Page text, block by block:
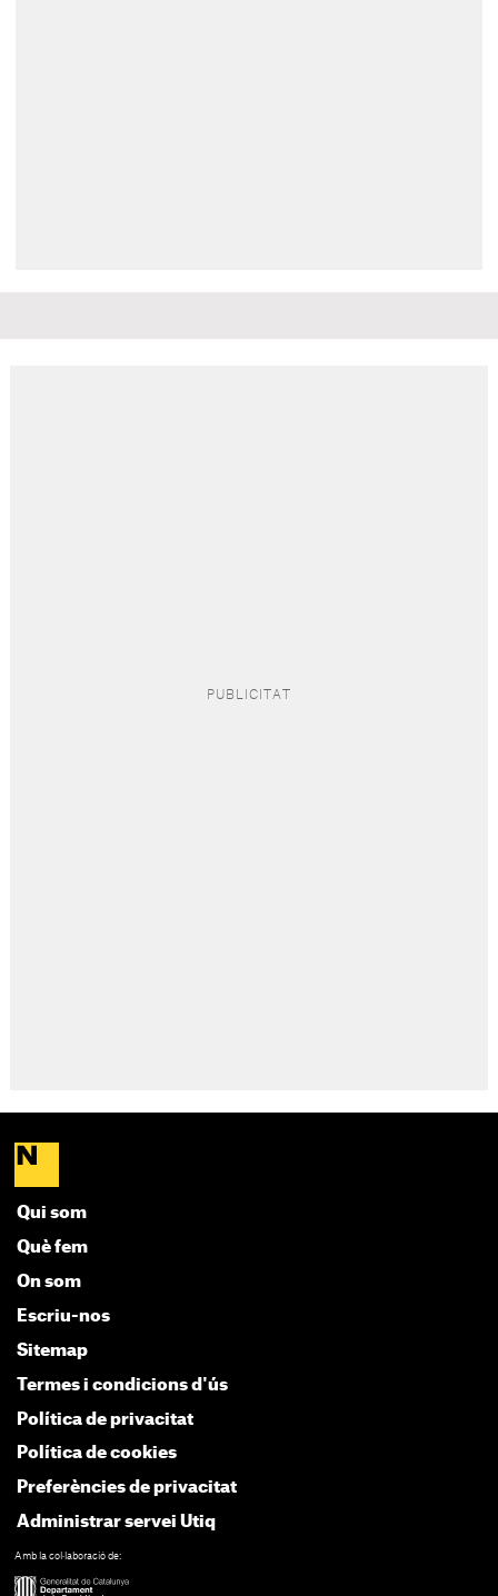
Qui som
Què fem
On som
Escriu-nos
Sitemap
Termes i condicions d'ús
Política de privacitat
Política de cookies
Preferències de privacitat
Administrar servei Utiq
Amb la col·laboració de: